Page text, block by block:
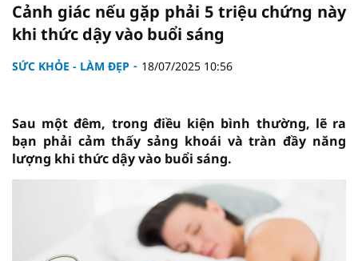
Cảnh giác nếu gặp phải 5 triệu chứng này
khi thức dậy vào buổi sáng
SỨC KHỎE - LÀM ĐẸP 18/07/2025 10:56
Sau một đêm, trong điều kiện bình thường, lẽ ra
bạn phải cảm thấy sảng khoái và tràn đầy năng
lượng khi thức dậy vào buổi sáng.